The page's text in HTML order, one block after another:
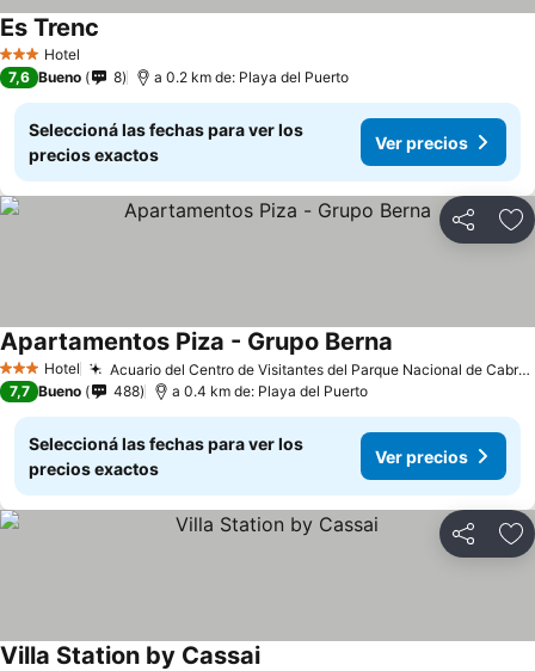
3 Estrellas
Hotel
Es Trenc
7,6 Bueno 8 a 0.2 km de: Playa del Puerto
Seleccioná las fechas para ver los
precios exactos
Ver precios
Compartir
3 Estrellas
Hotel Acuario del Centro de Visitantes del Parque Nacional de Cabrera
Apartamentos Piza - Grupo Berna
7,7 Bueno 488 a 0.4 km de: Playa del Puerto
Seleccioná las fechas para ver los
precios exactos
Ver precios
Compartir
Villa Station by Cassai